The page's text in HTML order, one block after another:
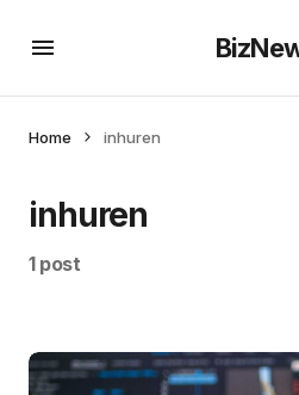
Home inhuren
inhuren
1 post